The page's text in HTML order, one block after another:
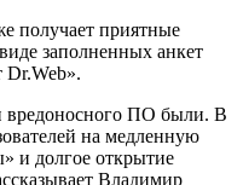
получает приятные
заполненных анкет
Dr.Web».
вредоносного ПО были. В
на медленную
и долгое открытие
Владимир